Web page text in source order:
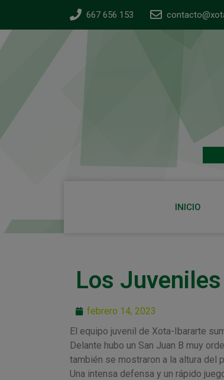
667 656 153
INICIO
Los
febrero 14, 2023
El equipo juvenil de Xota-Ibararte
Delante hubo un San Juan B muy
también se mostraron a la altura del
Una intensa defensa y un rápido